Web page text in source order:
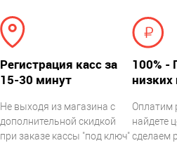
Регистрация касс за
15-30 минут
Не выходя из магазина с
дополнительной скидкой
при заказе кассы "под ключ"
100% -
низких
Оплатим
найдете
сделаем